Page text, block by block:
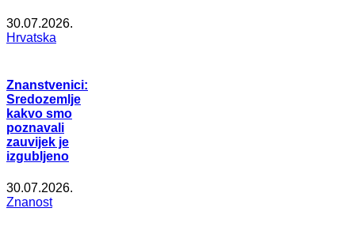
30.07.2026.
Hrvatska
Znanstvenici:
Sredozemlje
kakvo smo
poznavali
zauvijek je
izgubljeno
30.07.2026.
Znanost